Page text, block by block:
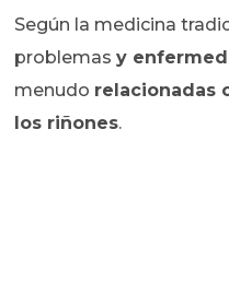
Según la medicina
problemasy
menudo relacionadas
los riñones.